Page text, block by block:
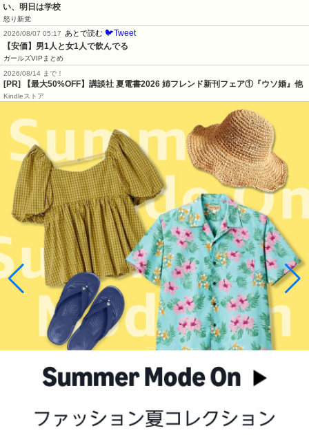
い、明日は学校
怒り新党
2026/08/07 05:17
あとで読む 🐦Tweet
【安価】男1人と女1人で飲んでる
ガールズVIPまとめ
2026/08/14 まで！
[PR] 【最大50%OFF】講談社 夏電書2026 姉フレンド新刊フェア①『ウソ婚』他
Kindleストア